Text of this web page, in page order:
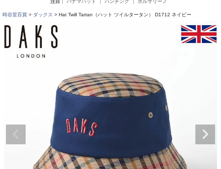
注目 パナマハット ハンチング ボルサリーノ
時谷堂百貨 ダックス Hat Twill Tartan（ハット ツイルタータン） D1712 ネイビー